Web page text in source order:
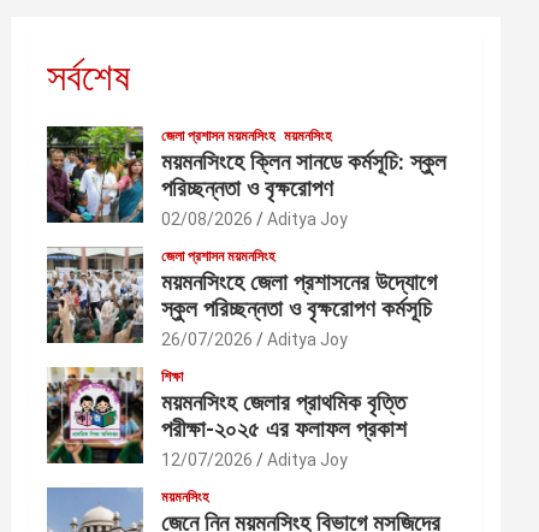
সর্বশেষ
জেলা প্রশাসন ময়মনসিংহ ময়মনসিংহ
ময়মনসিংহে ক্লিন সানডে কর্মসূচি: স্কুল
পরিচ্ছন্নতা ও বৃক্ষরোপণ
02/08/2026 Aditya Joy
জেলা প্রশাসন ময়মনসিংহ
ময়মনসিংহে জেলা প্রশাসনের উদ্যোগে
স্কুল পরিচ্ছন্নতা ও বৃক্ষরোপণ কর্মসূচি
26/07/2026 Aditya Joy
শিক্ষা
ময়মনসিংহ জেলার প্রাথমিক বৃত্তি
পরীক্ষা-২০২৫ এর ফলাফল প্রকাশ
12/07/2026 Aditya Joy
ময়মনসিংহ
জেনে নিন ময়মনসিংহ বিভাগে মসজিদের